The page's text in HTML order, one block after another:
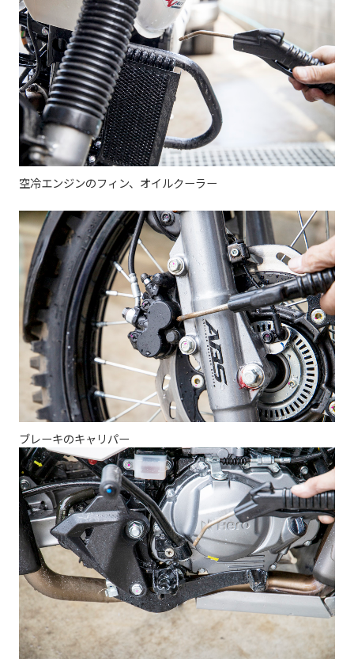
空冷エンジンのフィン、オイルクーラー
ブレーキのキャリパー